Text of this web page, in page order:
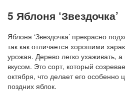
5 Яблоня ‘Звездочка’
Яблоня ‘Звездочка’ прекрасно
так как отличается хорошими
урожая. Дерево легко ухаживать,
вкусом. Это сорт, который
октября, что делает его
поздних яблок.